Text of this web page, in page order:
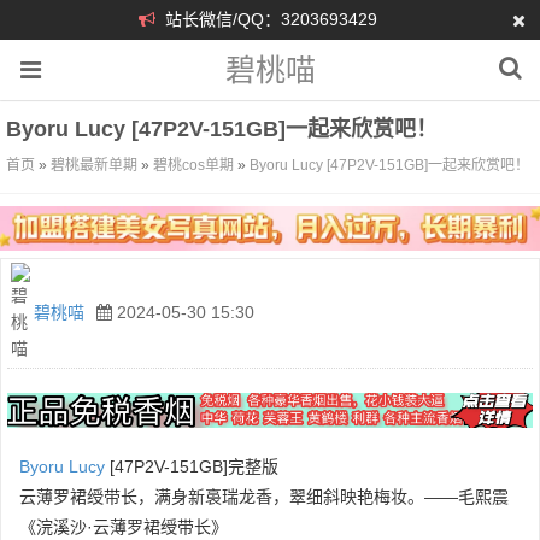
站长微信/QQ：3203693429
碧桃喵
Byoru Lucy [47P2V-151GB]一起来欣赏吧！
首页 » 碧桃最新单期 » 碧桃cos单期 » Byoru Lucy [47P2V-151GB]一起来欣赏吧！
碧桃喵 2024-05-30 15:30
Byoru Lucy [47P2V-151GB]完整版
云薄罗裙绶带长，满身新裛瑞龙香，翠细斜映艳梅妆。——毛熙震
《浣溪沙·云薄罗裙绶带长》